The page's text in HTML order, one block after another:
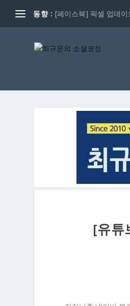
동향 : [페이스북] 픽셀 업데이
[유튜